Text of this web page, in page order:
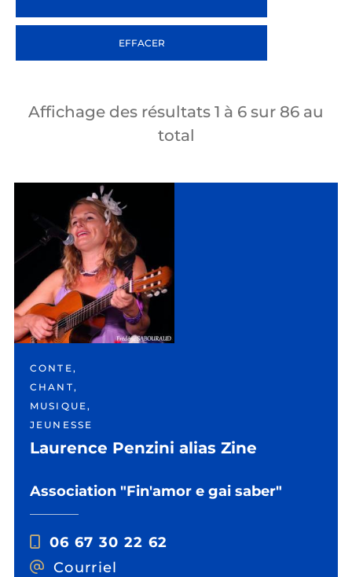
EFFACER
Affichage des résultats 1 à 6 sur 86 au
total
CONTE,
CHANT,
MUSIQUE,
JEUNESSE
Laurence Penzini alias Zine
Association "Fin'amor e gai saber"
06 67 30 22 62
Courriel